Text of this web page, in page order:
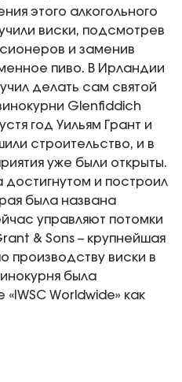
этого алкогольного
виски, подсмотрев
и заменив
пиво. В Ирландии
делать сам святой
Glenfiddich
год Уильям Грант и
строительство, и в
уже были открыты.
достигнутом и построил
была названа
управляют потомки
& Sons – крупнейшая
производству виски в
была
Worldwide» как